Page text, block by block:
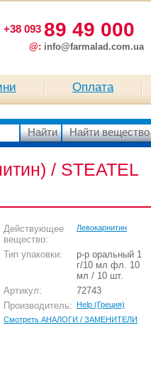
+38 093 89 49 000
@: info@farmalad.com.ua
Оплата
/ STEATEL
Действующее
вещество:
Левокарнитин
Тип упаковки:
р-р оральный 1
г/10 мл фл. 10
мл / 10 шт.
Артикул:
72743
Производитель: Help (Греция)
Смотреть АНАЛОГИ / ЗАМЕНИТЕЛИ